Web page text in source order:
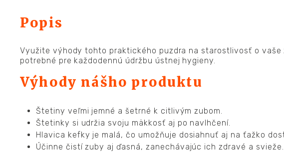
Popis
Využite výhody tohto praktického puzdra na starostlivosť o vaše
potrebné pre každodennú údržbu ústnej hygieny.
Výhody nášho produktu
Štetiny veľmi jemné a šetrné k citlivým zubom.
Štetinky si udržia svoju mäkkosť aj po navlhčení.
Hlavica kefky je malá, čo umožňuje dosiahnuť aj na ťažko
Účinne čistí zuby aj ďasná, zanechávajúc ich zdravé a svieže.